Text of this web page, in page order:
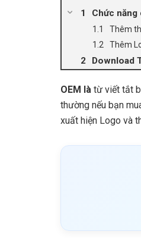
Chức năng
Thêm
Thêm
Download
OEM là từ viết tắt
thường nếu bạn
xuất hiện Logo và